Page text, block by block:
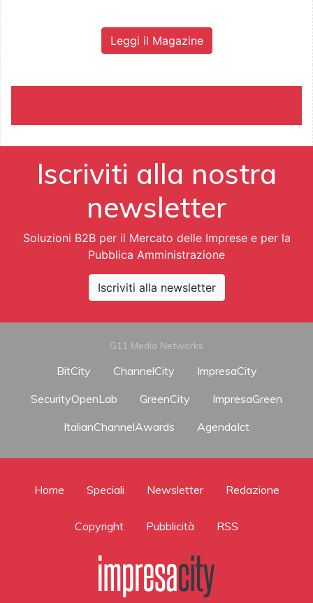
Leggi il Magazine
Iscriviti alla nostra
newsletter
Soluzioni B2B per il Mercato delle Imprese e per la
Pubblica Amministrazione
Iscriviti alla newsletter
G11 Media Networks
BitCity ChannelCity
ImpresaCity
SecurityOpenLab
GreenCity
ImpresaGreen
ItalianChannelAwards
AgendaIct
Home Speciali Newsletter Redazione
Copyright Pubblicità RSS